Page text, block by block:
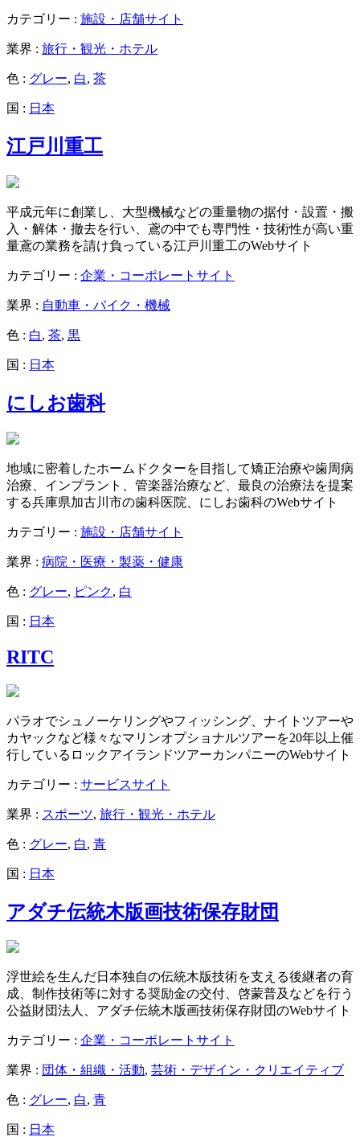
カテゴリー : 施設・店舗サイト
業界 : 旅行・観光・ホテル
色 : グレー, 白, 茶
国 : 日本
江戸川重工
平成元年に創業し、大型機械などの重量物の据付・設置・搬
入・解体・撤去を行い、鳶の中でも専門性・技術性が高い重
量鳶の業務を請け負っている江戸川重工のWebサイト
カテゴリー : 企業・コーポレートサイト
業界 : 自動車・バイク・機械
色 : 白, 茶, 黒
国 : 日本
にしお歯科
地域に密着したホームドクターを目指して矯正治療や歯周病
治療、インプラント、管楽器治療など、最良の治療法を提案
する兵庫県加古川市の歯科医院、にしお歯科のWebサイト
カテゴリー : 施設・店舗サイト
業界 : 病院・医療・製薬・健康
色 : グレー, ピンク, 白
国 : 日本
RITC
パラオでシュノーケリングやフィッシング、ナイトツアーや
カヤックなど様々なマリンオプショナルツアーを20年以上催
行しているロックアイランドツアーカンパニーのWebサイト
カテゴリー : サービスサイト
業界 : スポーツ, 旅行・観光・ホテル
色 : グレー, 白, 青
国 : 日本
アダチ伝統木版画技術保存財団
浮世絵を生んだ日本独自の伝統木版技術を支える後継者の育
成、制作技術等に対する奨励金の交付、啓蒙普及などを行う
公益財団法人、アダチ伝統木版画技術保存財団のWebサイト
カテゴリー : 企業・コーポレートサイト
業界 : 団体・組織・活動, 芸術・デザイン・クリエイティブ
色 : グレー, 白, 青
国 : 日本